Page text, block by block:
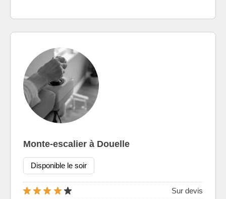
Monte-escalier à Douelle
Disponible le soir
Sur devis